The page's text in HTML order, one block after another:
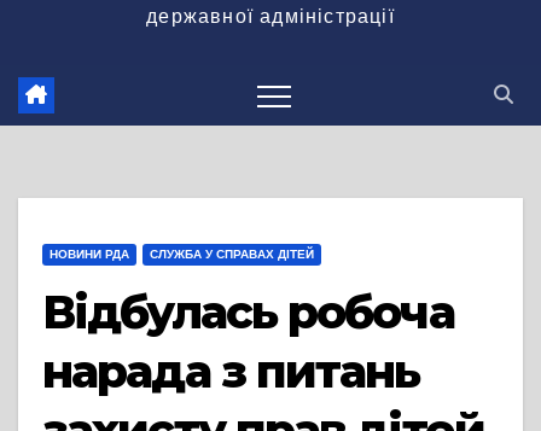
державної адміністрації
НОВИНИ РДА СЛУЖБА У СПРАВАХ ДІТЕЙ
Відбулась робоча
нарада з питань